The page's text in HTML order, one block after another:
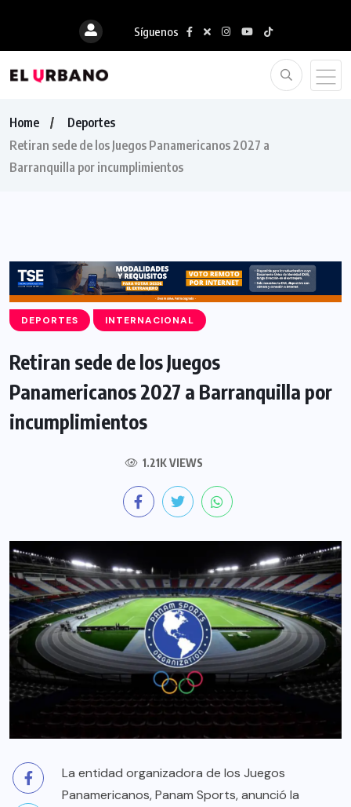
Síguenos
Home
Deportes
Retiran sede de los Juegos Panamericanos 2027 a
Barranquilla por incumplimientos
DEPORTES INTERNACIONAL
Retiran sede de los Juegos
Panamericanos 2027 a Barranquilla por
incumplimientos
1.21K VIEWS
La entidad organizadora de los Juegos
Panamericanos, Panam Sports, anunció la